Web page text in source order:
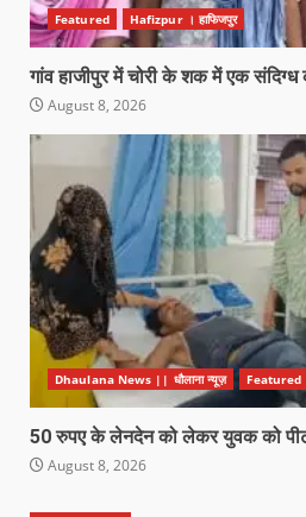
Featured Hafizpur । हाफिजपुर
गांव हाजीपुर में चोरी के शक में एक
August 8, 2026
Dhaulana News || धौलाना न्यूज़ Featured
50 रुपए के लेनदेन को लेकर युवक को
August 8, 2026